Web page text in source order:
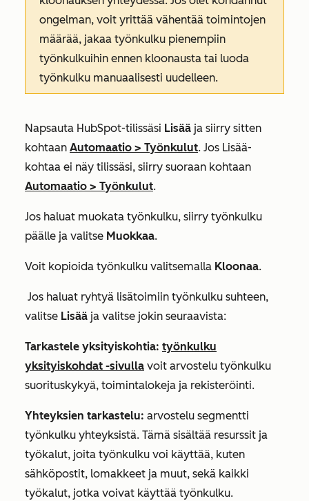
ongelman, voit yrittää vähentää toimintojen
määrää, jakaa työnkulku pienempiin
työnkulkuihin ennen kloonausta tai luoda
työnkulku manuaalisesti uudelleen.
Napsauta HubSpot-tilissäsi Lisää ja siirry sitten
kohtaan Automaatio > Työnkulut. Jos Lisää-
kohtaa ei näy tilissäsi, siirry suoraan kohtaan
Automaatio > Työnkulut.
Jos haluat muokata työnkulku, siirry työnkulku
päälle ja valitse Muokkaa.
Voit kopioida työnkulku valitsemalla Kloonaa.
Jos haluat ryhtyä lisätoimiin työnkulku suhteen,
valitse Lisää ja valitse jokin seuraavista:
Tarkastele yksityiskohtia: työnkulku
yksityiskohdat -sivulla voit arvostelu työnkulku
suorituskykyä, toimintalokeja ja rekisteröinti.
Yhteyksien tarkastelu: arvostelu segmentti
työnkulku yhteyksistä. Tämä sisältää resurssit ja
työkalut, joita työnkulku voi käyttää, kuten
sähköpostit, lomakkeet ja muut, sekä kaikki
työkalut, jotka voivat käyttää työnkulku.